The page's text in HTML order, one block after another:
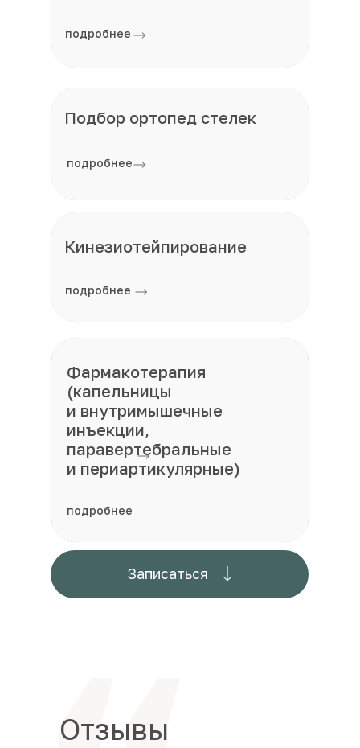
Записаться
Ксенонотерапия
подробнее
Фармакотерапия
(капельницы
и внутримышечные
инъекции,
паравертебральные
и периартикулярные)
подробнее
подробнее
Кинезиотейпирование
подробнее
Подбор ортопед стелек
подробнее
Отзывы